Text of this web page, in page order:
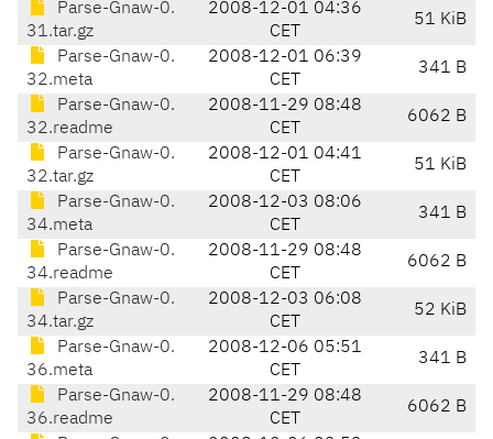
Parse-Gnaw-0.
31.tar.gz
2008-12-01 04:36
CET
51 KiB
Parse-Gnaw-0.
32.meta
2008-12-01 06:39
CET
341 B
Parse-Gnaw-0.
32.readme
2008-11-29 08:48
CET
6062 B
Parse-Gnaw-0.
32.tar.gz
2008-12-01 04:41
CET
51 KiB
Parse-Gnaw-0.
34.meta
2008-12-03 08:06
CET
341 B
Parse-Gnaw-0.
34.readme
2008-11-29 08:48
CET
6062 B
Parse-Gnaw-0.
34.tar.gz
2008-12-03 06:08
CET
52 KiB
Parse-Gnaw-0.
36.meta
2008-12-06 05:51
CET
341 B
Parse-Gnaw-0.
36.readme
2008-11-29 08:48
CET
6062 B